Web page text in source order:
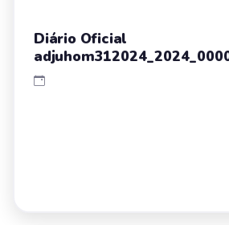
Diário Oficial